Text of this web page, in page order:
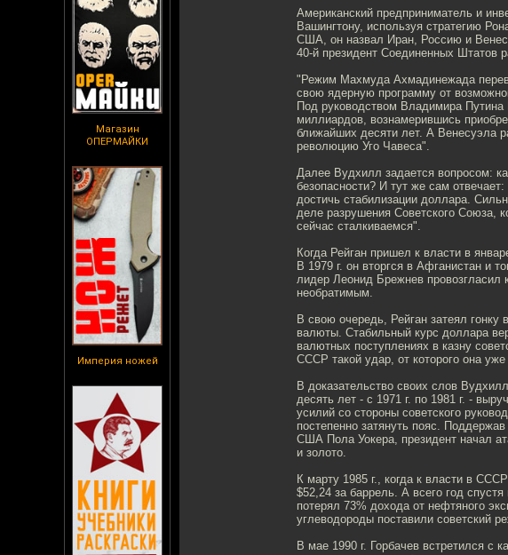
Магазин
ОПЕРМАЙКИ
Империя ножей
Американский предприниматель и
Вашингтону, используя стратегию
США, он назвал Иран, Россию и
40-й президент Соединенных Штатов
"Режим Махмуда Ахмадинежада
свою ядерную программу от
Под руководством Владимира
миллиардов, вознамерившись
ближайших десяти лет. А Венесуэла
революцию Уго Чавеса".
Далее Вудхилл задается вопросом:
безопасности? И тут же сам
достичь стабилизации доллара.
деле разрушения Советского Союза,
сейчас сталкиваемся".
Когда Рейган пришел к власти в
В 1979 г. он вторгся в Афганистан и
лидер Леонид Брежнев провозгласил
необратимым.
В свою очередь, Рейган затеял
валюты. Стабильный курс доллара
валютных поступлениях в казну
СССР такой удар, от которого она
В доказательство своих слов
десять лет - с 1971 г. по 1981 г. -
усилий со стороны советского
постепенно затянуть пояс.
США Пола Уокера, президент начал
и золото.
К марту 1985 г., когда к власти в
$52,24 за баррель. А всего год
потерял 73% дохода от нефтяного
углеводороды поставили советский
В мае 1990 г. Горбачев встретился с